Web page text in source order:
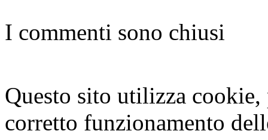
I commenti sono chiusi
Questo sito utilizza
corretto funzionamento